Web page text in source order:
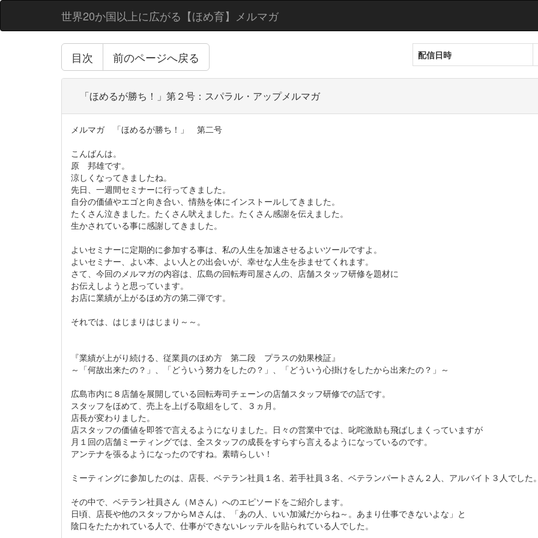
世界20か国以上に広がる【ほめ育】メルマガ
目次 前のページへ戻る 配信日時
「ほめるが勝ち！」第２号：スパラル・アップメルマガ
メルマガ 「ほめるが勝ち！」 第二号
こんばんは。
原 邦雄です。
涼しくなってきましたね。
先日、一週間セミナーに行ってきました。
自分の価値やエゴと向き合い、情熱を体にインストールしてきました。
たくさん泣きました。たくさん吠えました。たくさん感謝を伝えました。
生かされている事に感謝してきました。
よいセミナーに定期的に参加する事は、私の人生を加速させるよいツールですよ。
よいセミナー、よい本、よい人との出会いが、幸せな人生を歩ませてくれます。
さて、今回のメルマガの内容は、広島の回転寿司屋さんの、店舗スタッフ研修を題材に
お伝えしようと思っています。
お店に業績が上がるほめ方の第二弾です。
それでは、はじまりはじまり～～。
『業績が上がり続ける、従業員のほめ方 第二段 プラスの効果検証』
～「何故出来たの？」、「どういう努力をしたの？」、「どういう心掛けをしたから出来たの？」～
広島市内に８店舗を展開している回転寿司チェーンの店舗スタッフ研修での話です。
スタッフをほめて、売上を上げる取組をして、３ヵ月。
店長が変わりました。
店スタッフの価値を即答で言えるようになりました。日々の営業中では、叱咤激励も飛ばしまくっていますが
月１回の店舗ミーティングでは、全スタッフの成長をすらすら言えるようになっているのです。
アンテナを張るようになったのですね。素晴らしい！
ミーティングに参加したのは、店長、ベテラン社員１名、若手社員３名、ベテランパートさん２人、アルバイト３人でした
その中で、ベテラン社員さん（Ｍさん）へのエピソードをご紹介します。
日頃、店長や他のスタッフからＭさんは、「あの人、いい加減だからね～。あまり仕事できないよな」と
陰口をたたかれている人で、仕事ができないレッテルを貼られている人でした。